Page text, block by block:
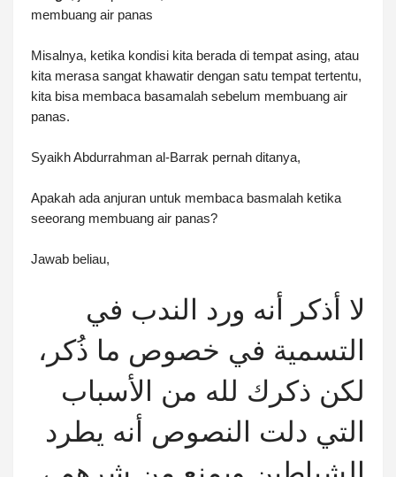
membuang air panas
Misalnya, ketika kondisi kita berada di tempat asing, atau
kita merasa sangat khawatir dengan satu tempat tertentu,
kita bisa membaca basamalah sebelum membuang air
panas.
Syaikh Abdurrahman al-Barrak pernah ditanya,
Apakah ada anjuran untuk membaca basmalah ketika
seeorang membuang air panas?
Jawab beliau,
لا أذكر أنه ورد الندب في
التسمية في خصوص ما ذُكر،
لكن ذكرك لله من الأسباب
التي دلت النصوص أنه يطرد